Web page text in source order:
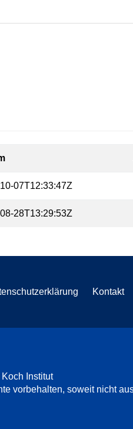
07T12:33:47Z
28T13:29:53Z
Kontakt
Institut
vorbehalten, soweit nicht